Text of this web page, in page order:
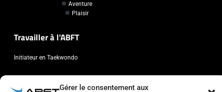
Gérer le consentement aux
Aventure
Plaisir
Travailler à l'ABFT
Initiateur en Taekwondo